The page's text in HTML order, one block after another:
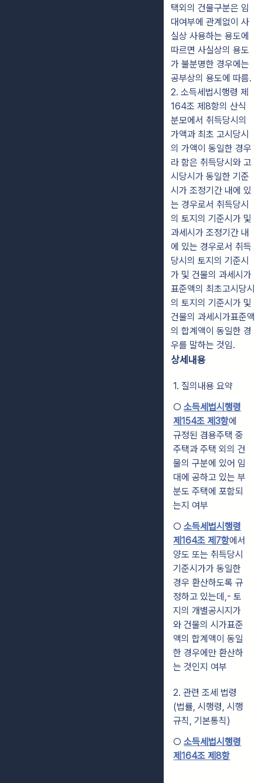
택외의 건물구분은 임
대여부에 관계없이 사
실상 사용하는 용도에
따르면 사실상의 용도
가 불분명한 경우에는
공부상의 용도에 따름.
2. 소득세법시행령 제
164조 제8항의 산식
분모에서 취득당시의
가액과 최초 고시당시
의 가액이 동일한 경우
라 함은 취득당시와 고
시당시가 동일한 기준
시가 조정기간 내에 있
는 경우로서 취득당시
의 토지의 기준시가 및
과세시가 조정기간 내
에 있는 경우로서 취득
당시의 토지의 기준시
가 및 건물의 과세시가
표준액의 최초고시당시
의 토지의 기준시가 및
건물의 과세시가표준액
의 합계액이 동일한 경
우를 말하는 것임.
상세내용
1. 질의내용 요약
○소득세법시행령
제154조 제3항에
규정된 겸용주택 중
주택과 주택 외의 건
물의 구분에 있어 임
대에 공하고 있는 부
분도 주택에 포함되
는지 여부
○소득세법시행령
제164조 제7항에서
양도 또는 취득당시
기준시가가 동일한
경우 환산하도록 규
정하고 있는데,- 토
지의 개별공시지가
와 건물의 시가표준
액의 합계액이 동일
한 경우에만 환산하
는 것인지 여부
2. 관련 조세 법령
(법률, 시행령, 시행
규칙, 기본통칙)
○소득세법시행령
제164조 제8항